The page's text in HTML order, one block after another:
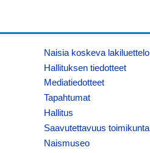
Naisia koskeva lakiluettelo
Hallituksen tiedotteet
Mediatiedotteet
Tapahtumat
Hallitus
Saavutettavuus toimikunta
Naismuseo